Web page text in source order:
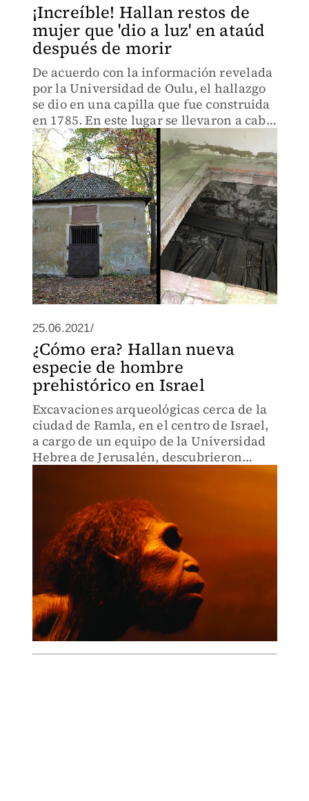
¡Increíble! Hallan restos de
mujer que 'dio a luz' en ataúd
después de morir
De acuerdo con la información revelada
por la Universidad de Oulu, el hallazgo
se dio en una capilla que fue construida
en 1785. En este lugar se llevaron a cabo
varios entierros locales desde ese año
hasta 1829.
25.06.2021/
¿Cómo era? Hallan nueva
especie de hombre
prehistórico en Israel
Excavaciones arqueológicas cerca de la
ciudad de Ramla, en el centro de Israel,
a cargo de un equipo de la Universidad
Hebrea de Jerusalén, descubrieron
conocida de Homo.